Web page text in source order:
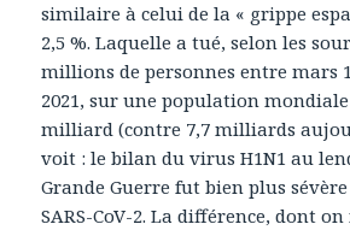
similaire à celui de la « grippe
2,5 %. Laquelle a tué, selon les
millions de personnes entre mars
2021, sur une population
milliard (contre 7,7 milliards
voit : le bilan du virus H1N1 au
Grande Guerre fut bien plus
SARS-CoV-2. La différence, dont